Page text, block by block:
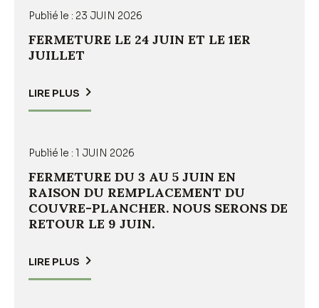
Publié le : 23 JUIN 2026
FERMETURE LE 24 JUIN ET LE 1ER
JUILLET
LIRE PLUS
Publié le : 1 JUIN 2026
FERMETURE DU 3 AU 5 JUIN EN
RAISON DU REMPLACEMENT DU
COUVRE-PLANCHER. NOUS SERONS DE
RETOUR LE 9 JUIN.
LIRE PLUS